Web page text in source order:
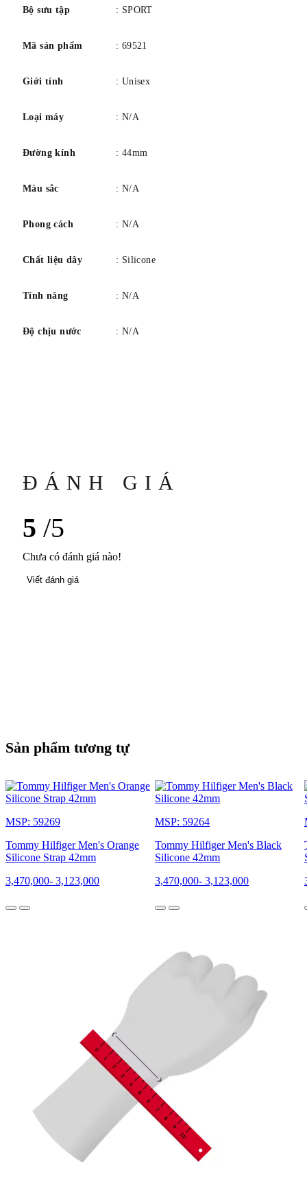
Bộ sưu tập : SPORT
Mã sản phẩm : 69521
Giới tính : Unisex
Loại máy : N/A
Đường kính : 44mm
Màu sắc : N/A
Phong cách : N/A
Chất liệu dây : Silicone
Tính năng : N/A
Độ chịu nước : N/A
ĐÁNH GIÁ
5 /5
Chưa có đánh giá nào!
Viết đánh giá
Sản phẩm tương tự
MSP: 59269
Tommy Hilfiger Men's Orange
Silicone Strap 42mm
3,470,000- 3,123,000
MSP: 59264
Tommy Hilfiger Men's Black
Silicone 42mm
3,470,000- 3,123,000